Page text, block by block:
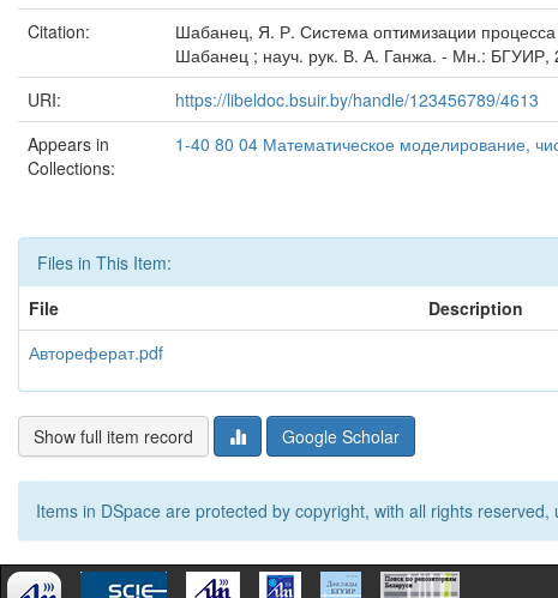
Citation:
Шабанец, Я. Р. Система оптимизации
Шабанец ; науч. рук. В. А. Ганжа. - Мн.: БГУИР,
URI:
https://libeldoc.bsuir.by/handle/123456789/4613
Appears in
Collections:
1-40 80 04 Математическое моделирование,
Files in This Item:
File
Description
Автореферат.pdf
Show full item record Google Scholar
Items in DSpace are protected by copyright, with all rights reserved,